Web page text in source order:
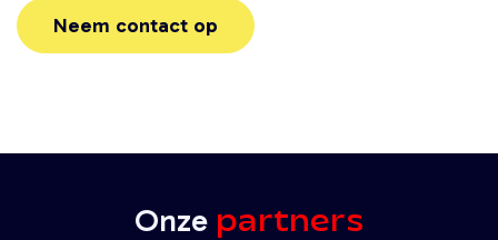
Neem contact op
Onze partners